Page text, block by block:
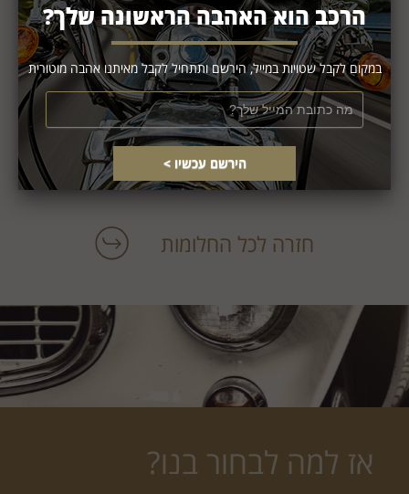
אני מעוניין/ת להירשם לרשימת התפוצה
חזרה לכל החלומות
אז למה לבחור בנו?
הרכב הוא האהבה הראשונה שלך?
במקום לקבל שטויות במייל, הירשם ותתחיל לקבל מאיתנו אהבה מוטורית